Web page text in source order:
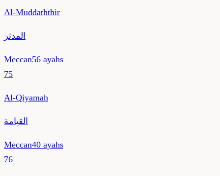
Al-Muddaththir
المدثر
Meccan56 ayahs
75
Al-Qiyamah
القيامة
Meccan40 ayahs
76